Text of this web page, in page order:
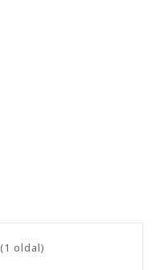
oldal)